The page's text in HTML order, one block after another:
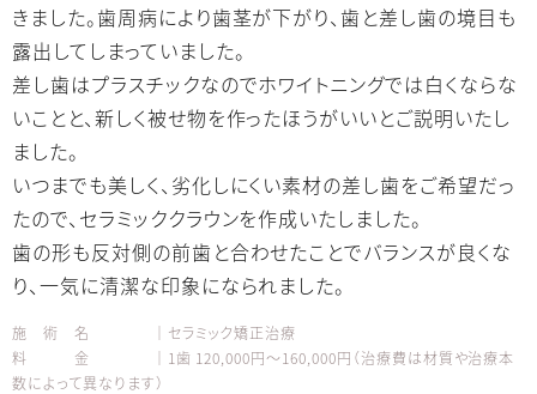
きました。歯周病により歯茎が下がり、歯と差し歯の境目も
露出してしまっていました。
差し歯はプラスチックなのでホワイトニングでは白くならな
いことと、新しく被せ物を作ったほうがいいとご説明いたし
ました。
いつまでも美しく、劣化しにくい素材の差し歯をご希望だっ
たので、セラミッククラウンを作成いたしました。
歯の形も反対側の前歯と合わせたことでバランスが良くな
り、一気に清潔な印象になられました。
施 術 名 │セラミック矯正治療
料 金 │1歯 120,000円～160,000円（治療費は材質や治療本
数によって異なります）